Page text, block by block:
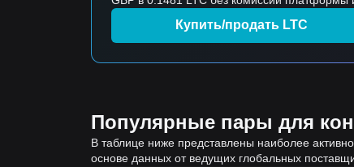
Купить/продать LTC
Популярные пары для
В таблице ниже представлены наиболее
основе данных от ведущих глобальных